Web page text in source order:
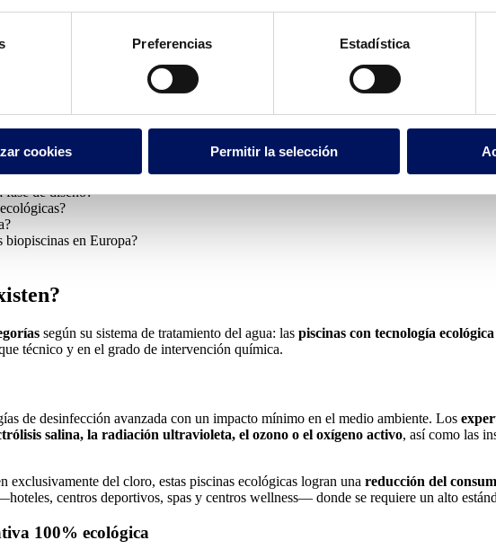
Preferencias Estadística
cookies Permitir la selección
tratamientos
para mantener la calidad del
avanzadas de bajo impacto —como la electrólisis salina o la radiación
biológicos.
en el sector acuático . Hoteles, centros deportivos, resorts y espacios
artículo se exploran los tipos de piscinas ecológicas, las tecnologías que las hacen
fase de diseño?
biopiscinas en Europa?
según su sistema de tratamiento del agua: las piscinas con tecnología
técnico y en el grado de intervención química.
de desinfección avanzada con un impacto mínimo en el medio ambiente. Los
salina, la radiación ultravioleta, el ozono o el oxígeno activo, así como las
exclusivamente del cloro, estas piscinas ecológicas logran una reducción del
centros deportivos, spas y centros wellness— donde se requiere un alto
100% ecológica